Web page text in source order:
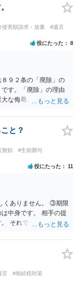
出来ない。俺は携帯電
聞かなくて良い」と
が入っている」「体
す。 当時の診療記
士に面談で相談された
侵害額請求・放棄
#遺言
役にたった 8
９２条の「廃除」の
す。「廃除」の理由
な侮辱」を受けた
弁護士に具体的な事
に法律相談を受けるこ
と？
無効
#生前贈与
役にたった 11
くありません。 ③期限
中身です。 相手の提
それでもあなた有利
言
#相続税対策